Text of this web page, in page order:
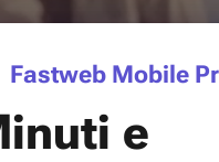
Fastweb Mobile
e